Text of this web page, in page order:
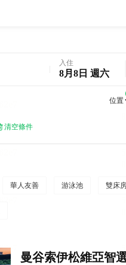
入住
8月8日 週六
位置
清空條件
華人友善 游泳池 雙床
曼谷索伊松維亞智